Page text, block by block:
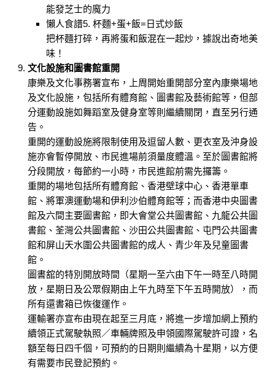
能發芝士的魔力
懶人食譜5. 杯麵+蛋+飯=日式炒飯
把杯麵打碎，再將蛋和飯混在一起炒，據說出奇地美
味！
文化設施和圖書館重開
康樂及文化事務署宣布，上周開始重開部分室內康樂場地
及文化設施，包括所有體育館、圖書館及藝術館等，但部
分運動設施如舞蹈室及健身室等則繼續關閉，直至另行通
告。
重開的運動設施將限制使用及逗留人數、更衣室及沖身設
施亦會暫停開放、市民進場前須量度體溫。至於圖書館將
分段開放，每節約一小時，市民進館前需先攞籌。
重開的場地包括所有體育館、香港壁球中心、香港單車
館、將軍澳運動場和伊利沙伯體育館等；而香港中央圖書
館及六間主要圖書館，即大會堂公共圖書館、九龍公共圖
書館、荃灣公共圖書館、沙田公共圖書館、屯門公共圖書
館和屏山天水圍公共圖書館的成人、青少年及兒童圖書
館。
圖書舘的特別開放時間（星期一至六由下午一時至八時開
放，星期日及公眾假期由上午九時至下午五時開放），而
所有還書箱已恢復運作。
運輸署亦宣布由現在起至三月底，將進一步增加網上預約
續領正式駕駛執照／車輛牌照及申領國際駕駛許可證，名
額至每日四千個，可預約的日期則繼續為十星期，以方便
有需要市民登記預約。